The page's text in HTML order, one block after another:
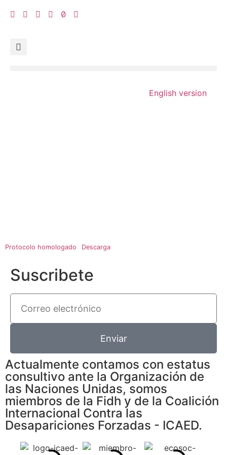
English version
Protocolo homologado Descarga
Suscribete
Enviar
Actualmente contamos con estatus
consultivo ante la Organización de
las Naciones Unidas, somos
miembros de la Fidh y de la Coalición
Internacional Contra las
Desapariciones Forzadas - ICAED.